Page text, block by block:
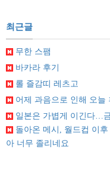
최근글
무한 스팸
바카라 후기
롤 즐감띠 레츠고
어제 과음으로 인해 오늘
일본은 가볍게 이긴다…
돌아온 메시, 월드컵 이
아 너무 졸리네요